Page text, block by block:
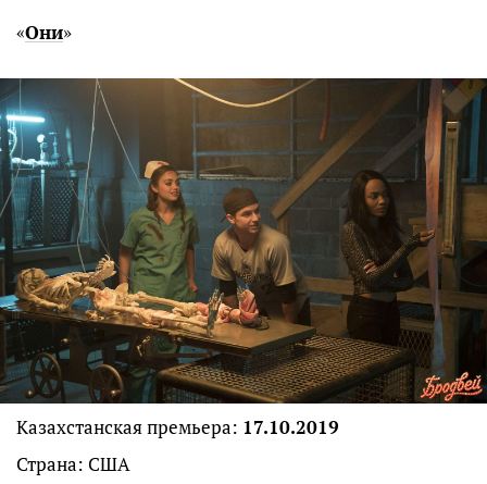
«Они»
Казахстанская премьера: 17.10.2019
Страна: США